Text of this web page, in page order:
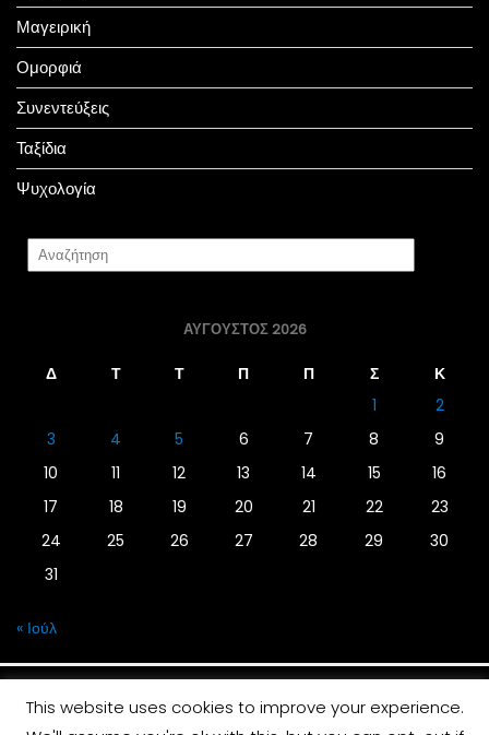
Μαγειρική
Ομορφιά
Συνεντεύξεις
Ταξίδια
Ψυχολογία
ΑΎΓΟΥΣΤΟΣ 2026
Δ Τ Τ Π Π Σ
Κ
1
2
3
4 5 6 7 8
9
10
11 12 13 14 15
16
17
18 19 20 21 22
23
24
25 26 27 28 29
30
31
« Ιούλ
This website uses cookies to improve your experience.